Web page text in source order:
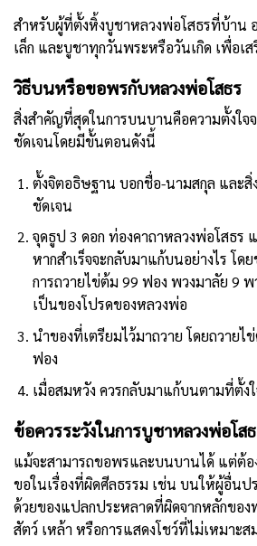
สำหรับผู้ที่ตั้งหิ้งบูชาหลวงพ่อโสธรที่บ้าน
เล็ก และบูชาทุกวันพระหรือวันเกิด เพื่อเ
วิธีบนหรือขอพรกับหลวงพ่อโสธร
สิ่งสำคัญที่สุดในการบนบานคือความตั้งใจ
ชัดเจนโดยมีขั้นตอนดังนี้
ตั้งจิตอธิษฐาน บอกชื่อ-นามสกุล และสิ่
ชัดเจน
จุดธูป 3 ดอก ท่องคาถาหลวงพ่อโสธร
หากสำเร็จจะกลับมาแก้บนอย่างไร โ
การถวายไข่ต้ม 99 ฟอง พวงมาลัย 9
เป็นของโปรดของหลวงพ่อ
นำของที่เตรียมไว้มาถวาย โดยถวาย
ฟอง
เมื่อสมหวัง ควรกลับมาแก้บนตามที่ตั้ง
ข้อควรระวังในการบูชาหลวงพ่อโส
แม้จะสามารถขอพรและบนบานได้ แต่ต้อ
ขอในเรื่องที่ผิดศีลธรรม เช่น บนให้ผู้อื่นป
ด้วยของแปลกประหลาดที่ผิดจากหลักของ
สัตว์ เหล้า หรือการแสดงโชว์ที่ไม่เหมาะส